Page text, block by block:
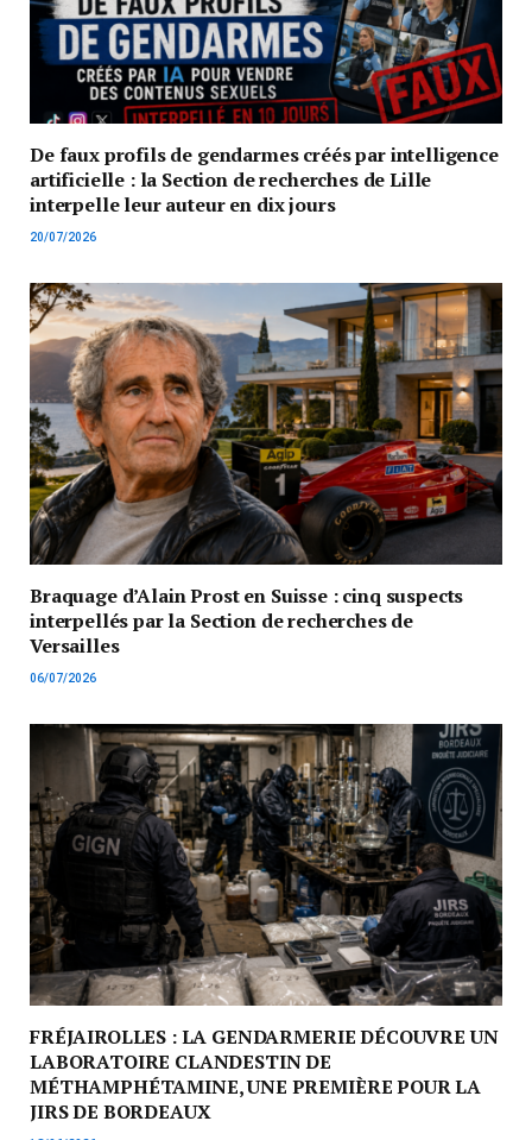
De faux profils de gendarmes créés par intelligence
artificielle : la Section de recherches de Lille
interpelle leur auteur en dix jours
20/07/2026
Braquage d’Alain Prost en Suisse : cinq suspects
interpellés par la Section de recherches de
Versailles
06/07/2026
FRÉJAIROLLES : LA GENDARMERIE DÉCOUVRE UN
LABORATOIRE CLANDESTIN DE
MÉTHAMPHÉTAMINE, UNE PREMIÈRE POUR LA
JIRS DE BORDEAUX